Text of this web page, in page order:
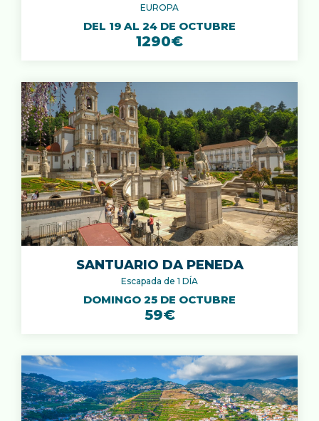
SANTUARIO DA PENEDA
Escapada de 1 DÍA
DOMINGO 25 DE OCTUBRE
59€
EUROPA
DEL 19 AL 24 DE OCTUBRE
1290€
¿Qué es lo
que buscas?